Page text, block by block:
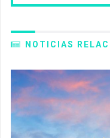
NOTICIAS